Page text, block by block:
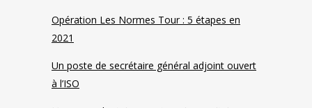
Opération Les Normes Tour : 5 étapes en
2021
Un poste de secrétaire général adjoint ouvert
à l’ISO